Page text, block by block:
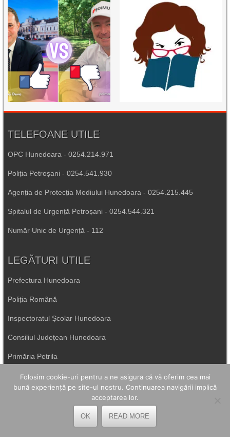
TELEFOANE UTILE
OPC Hunedoara - 0254.214.971
Poliția Petroșani - 0254.541.930
Agenția de Protecția Mediului Hunedoara - 0254.215.445
Spitalul de Urgență Petroșani - 0254.544.321
Număr Unic de Urgență - 112
LEGĂTURI UTILE
Prefectura Hunedoara
Poliția Română
Inspectoratul Școlar Hunedoara
Consiliul Județean Hunedoara
Primăria Petrila
Primăria Petroșani
Folosim cookie-uri pentru a ne asigura că vă oferim cea mai
bună experiență pe site-ul nostru. Continuarea navigării implică
acceptarea lor.
OK READ MORE